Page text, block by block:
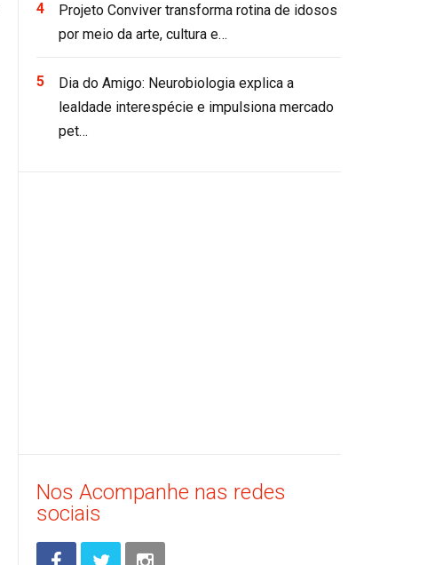
Projeto Conviver transforma rotina de idosos
por meio da arte, cultura e…
Dia do Amigo: Neurobiologia explica a
lealdade interespécie e impulsiona mercado
pet…
Nos Acompanhe nas redes
sociais